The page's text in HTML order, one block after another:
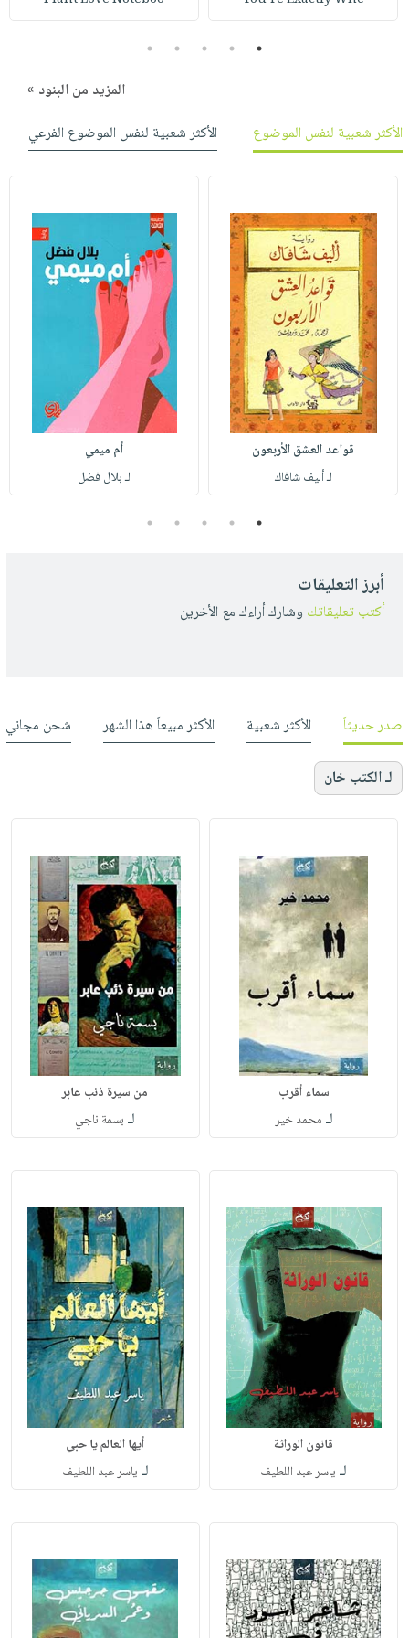
صابون
فيديوهات
خدمات
نيل
وفرات
كتابك
تواصل
معنا
عربة
1
2
3
4
5
المزيد من البنود »
الأكثر شعبية لنفس الموضوع
الأكثر شعبية لنفس الموضوع الفرعي
قواعد العشق الأربعون
لـ أليف شافاك
أم ميمي
لـ بلال فضل
1
2
3
4
5
أبرز التعليقات
أكتب تعليقاتك وشارك أراءك مع الأخرين
صدر حديثاً الأكثر شعبية الأكثر مبيعاً هذا الشهر شحن مجاني
لـ الكتب خان
سماء أقرب
لـ محمد خير
من سيرة ذئب عابر
لـ بسمة ناجي
قانون الوراثة
لـ ياسر عبد اللطيف
أيها العالم يا حبي
لـ ياسر عبد اللطيف